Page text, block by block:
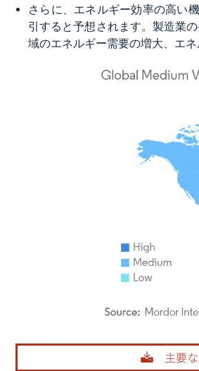
さらに、エネルギー効率の高い
引すると予想されます。製造業
域のエネルギー需要の増大、エ
画像 © Mordor Intelligence。再利用にはCC BY